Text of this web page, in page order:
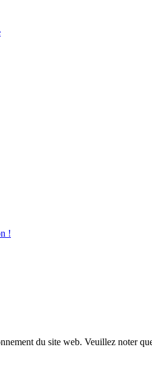
!
du site web. Veuillez noter